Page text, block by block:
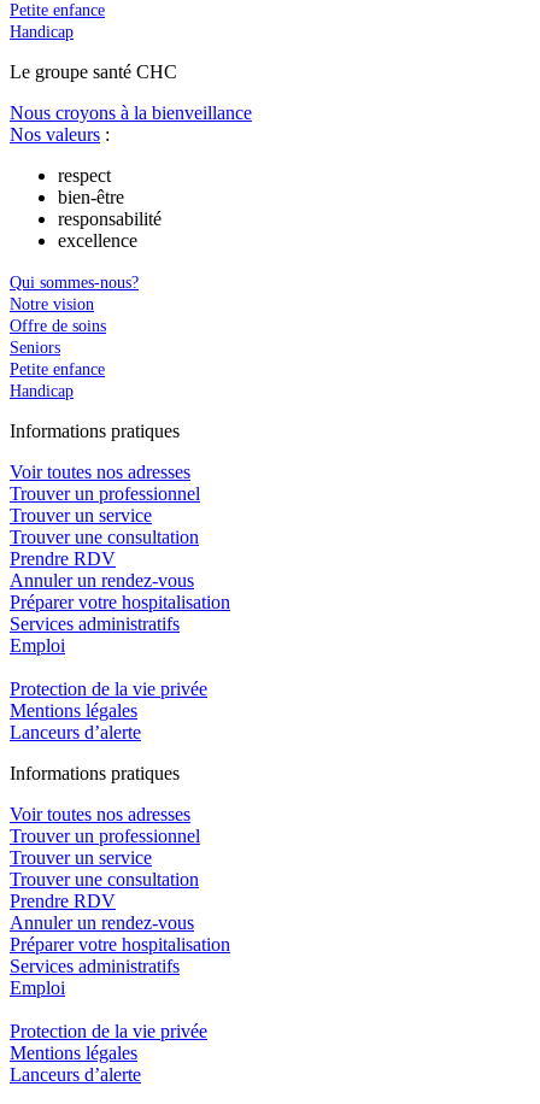
Petite enfance
Handicap
Le groupe santé CHC
Nous croyons à la bienveillance
Nos valeurs :
respect
bien-être
responsabilité
excellence
Qui sommes-nous?
Notre vision
Offre de soins
Seniors
Petite enfance
Handicap
Informations pratiques
Voir toutes nos adresses
Trouver un professionnel
Trouver un service
Trouver une consultation
Prendre RDV
Annuler un rendez-vous
Préparer votre hospitalisation
Services administratifs
Emploi​
Protection de la vie privée
Mentions légales
Lanceurs d’alerte
Informations pratiques
Voir toutes nos adresses
Trouver un professionnel
Trouver un service
Trouver une consultation
Prendre RDV
Annuler un rendez-vous
Préparer votre hospitalisation
Services administratifs
Emploi​
Protection de la vie privée
Mentions légales
Lanceurs d’alerte